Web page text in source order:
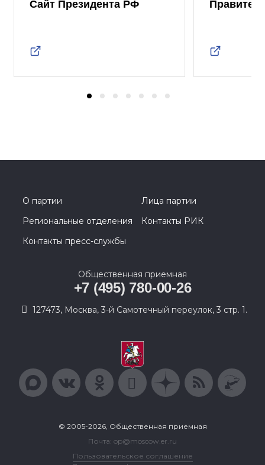
Сайт Президента РФ
О партии
Лица партии
Региональные отделения
Контакты РИК
Контакты пресс-службы
Общественная приемная
+7 (495) 780-00-26
127473, Москва, 3-й Самотечный переулок, 3 стр. 1.
© 2005-2026, Общественная приемная
Почта: op@moscow.er.ru
Пользовательское соглашение